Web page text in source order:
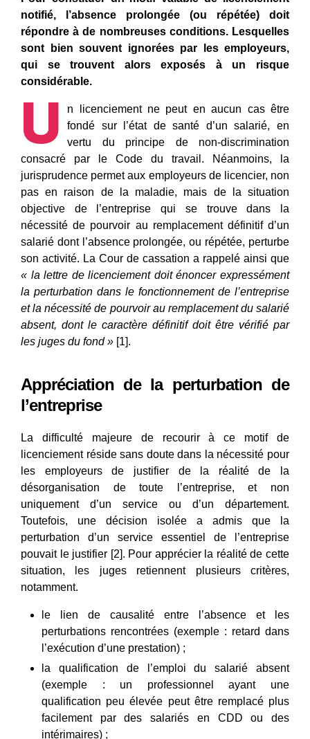
notifié, l’absence prolongée (ou répétée) doit
répondre à de nombreuses conditions. Lesquelles
sont bien souvent ignorées par les employeurs,
qui se trouvent alors exposés à un risque
considérable.
U
n licenciement ne peut en aucun cas être
fondé sur l’état de santé d’un salarié, en
vertu du principe de non-discrimination
consacré par le Code du travail. Néanmoins, la
jurisprudence permet aux employeurs de licencier, non
pas en raison de la maladie, mais de la situation
objective de l’entreprise qui se trouve dans la
nécessité de pourvoir au remplacement définitif d’un
salarié dont l’absence prolongée, ou répétée, perturbe
son activité. La Cour de cassation a rappelé ainsi que
« la lettre de licenciement doit énoncer expressément
la perturbation dans le fonctionnement de l’entreprise
et la nécessité de pourvoir au remplacement du salarié
absent, dont le caractère définitif doit être vérifié par
les juges du fond » [1].
Appréciation de la perturbation de
l’entreprise
La difficulté majeure de recourir à ce motif de
licenciement réside sans doute dans la nécessité pour
les employeurs de justifier de la réalité de la
désorganisation de toute l’entreprise, et non
uniquement d’un service ou d’un département.
Toutefois, une décision isolée a admis que la
perturbation d’un service essentiel de l’entreprise
pouvait le justifier [2]. Pour apprécier la réalité de cette
situation, les juges retiennent plusieurs critères,
notamment.
le lien de causalité entre l’absence et les
perturbations rencontrées (exemple : retard dans
l’exécution d’une prestation) ;
la qualification de l’emploi du salarié absent
(exemple : un professionnel ayant une
qualification peu élevée peut être remplacé plus
facilement par des salariés en CDD ou des
intérimaires) ;